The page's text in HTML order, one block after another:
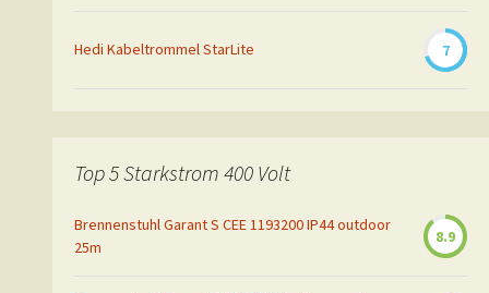
Hedi Kabeltrommel StarLite 7
Top 5 Starkstrom 400 Volt
Brennenstuhl Garant S CEE 1193200 IP44 outdoor
25m
8.9